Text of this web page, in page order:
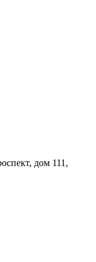
дом 111,